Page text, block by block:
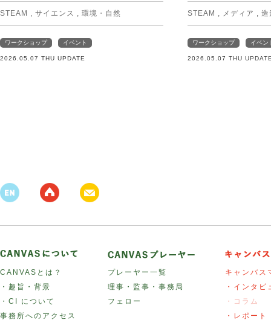
STEAM , サイエンス , 環境・自然
ワークショップ イベント
2026.05.07 THU UPDATE
STEAM , メディア , 造
ワークショップ イベン
2026.05.07 THU
CANVASとは？
・趣旨・背景
・CI について
事務所へのアクセス
プレーヤー一覧
理事・監事・事務局
フェロー
キャンバス
・インタビ
・コラム
・レポート